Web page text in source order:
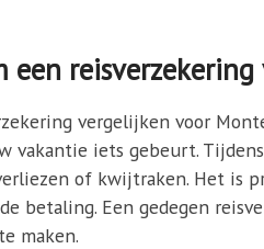
een
vergelijken voor
vakantie iets gebeurt.
of kwijtraken. Het is
betaling. Een gedegen
maken.